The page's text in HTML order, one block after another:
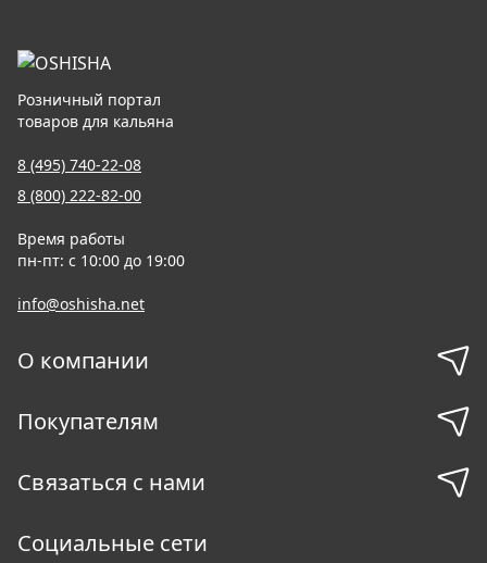
Розничный портал
товаров для кальяна
8 (495) 740-22-08
8 (800) 222-82-00
Время работы
пн-пт: с 10:00 до 19:00
info@oshisha.net
О компании
Покупателям
Связаться с нами
Социальные сети